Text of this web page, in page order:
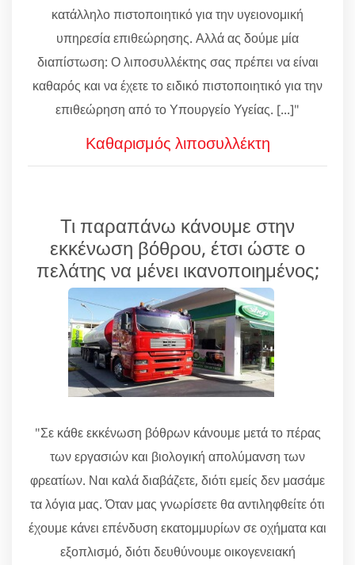
κατάλληλο πιστοποιητικό για την υγειονομική
υπηρεσία επιθεώρησης. Αλλά ας δούμε μία
διαπίστωση: Ο λιποσυλλέκτης σας πρέπει να είναι
καθαρός και να έχετε το ειδικό πιστοποιητικό για την
επιθεώρηση από το Υπουργείο Υγείας. [...]"
Καθαρισμός λιποσυλλέκτη
Τι παραπάνω κάνουμε στην
εκκένωση βόθρου, έτσι ώστε ο
πελάτης να μένει ικανοποιημένος;
"Σε κάθε εκκένωση βόθρων κάνουμε μετά το πέρας
των εργασιών και βιολογική απολύμανση των
φρεατίων. Ναι καλά διαβάζετε, διότι εμείς δεν μασάμε
τα λόγια μας. Όταν μας γνωρίσετε θα αντιληφθείτε ότι
έχουμε κάνει επένδυση εκατομμυρίων σε οχήματα και
εξοπλισμό, διότι δευθύνουμε οικογενειακή